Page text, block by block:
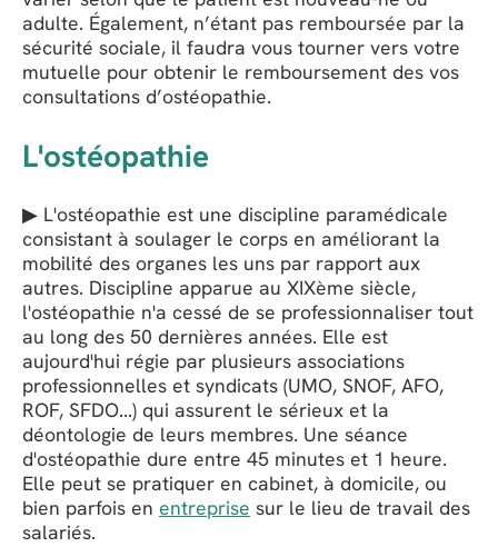
adulte. Également, n’étant pas remboursée par la
sécurité sociale, il faudra vous tourner vers votre
mutuelle pour obtenir le remboursement des vos
consultations d’ostéopathie.
L'ostéopathie
▶ L'ostéopathie est une discipline paramédicale
consistant à soulager le corps en améliorant la
mobilité des organes les uns par rapport aux
autres. Discipline apparue au XIXème siècle,
l'ostéopathie n'a cessé de se professionnaliser tout
au long des 50 dernières années. Elle est
aujourd'hui régie par plusieurs associations
professionnelles et syndicats (UMO, SNOF, AFO,
ROF, SFDO...) qui assurent le sérieux et la
déontologie de leurs membres. Une séance
d'ostéopathie dure entre 45 minutes et 1 heure.
Elle peut se pratiquer en cabinet, à domicile, ou
bien parfois en entreprise sur le lieu de travail des
salariés.